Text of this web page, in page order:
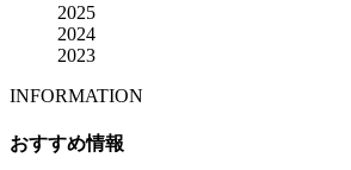
2025
2024
2023
INFORMATION
おすすめ情報